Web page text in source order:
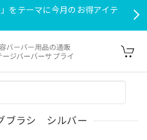
をテーマに今月のお得アイテ
ブラシ シルバー